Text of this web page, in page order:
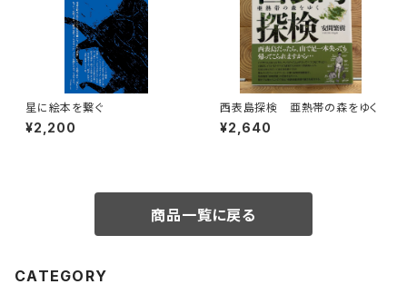
星に絵本を繋ぐ
¥2,200
西表島探検 亜熱帯の森をゆく
¥2,640
商品一覧に戻る
CATEGORY